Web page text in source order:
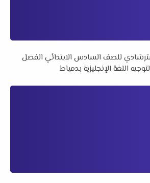
للصف السادس الابتدائي الفصل